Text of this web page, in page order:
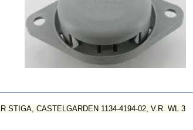
STIGA, CASTELGARDEN 1134-4194-02, V.R. WL 3